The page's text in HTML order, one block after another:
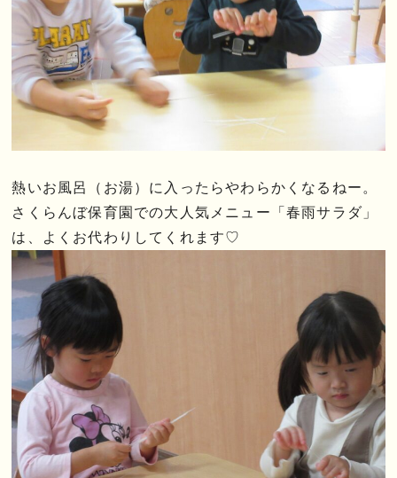
熱いお風呂（お湯）に入ったらやわらかくなるねー。
さくらんぼ保育園での大人気メニュー「春雨サラダ」
は、よくお代わりしてくれます♡